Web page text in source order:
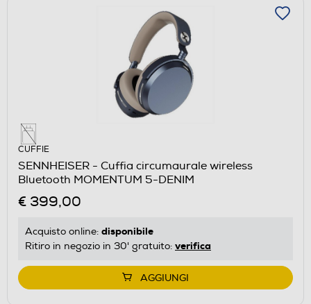
CUFFIE
SENNHEISER - Cuffia circumaurale wireless
Bluetooth MOMENTUM 5-DENIM
€ 399,00
Acquisto online: disponibile
Ritiro in negozio in 30' gratuito: verifica
AGGIUNGI